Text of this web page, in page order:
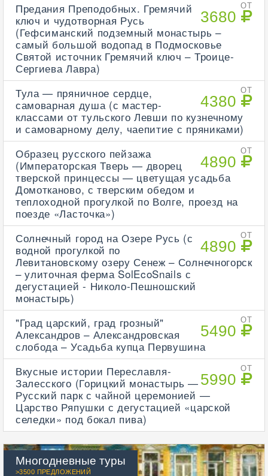
ОТ
3680
Предания Преподобных. Гремячий
ключ и чудотворная Русь
(Гефсиманский подземный монастырь –
самый большой водопад в Подмосковье
Святой источник Гремячий ключ – Троице-
Сергиева Лавра)
ОТ
4380
Тула — пряничное сердце,
самоварная душа (с мастер-
классами от тульского Левши по кузнечному
и самоварному делу, чаепитие с пряниками)
ОТ
4890
Образец русского пейзажа
(Императорская Тверь — дворец
тверской принцессы — цветущая усадьба
Домотканово, с тверским обедом и
теплоходной прогулкой по Волге, проезд на
поезде «Ласточка»)
ОТ
4890
Солнечный город на Озере Русь (с
водной прогулкой по
Левитановскому озеру Сенеж – Солнечногорск
– улиточная ферма SolEcoSnails с
дегустацией - Николо-Пешношский
монастырь)
ОТ
5490
"Град царский, град грозный"
Александров – Александровская
слобода – Усадьба купца Первушина
ОТ
5990
Вкусные истории Переславля-
Залесского (Горицкий монастырь —
Русский парк с чайной церемонией —
Царство Ряпушки с дегустацией «царской
селедки» под бокал пива)
Многодневные туры
>3500 ПРЕДЛОЖЕНИЙ